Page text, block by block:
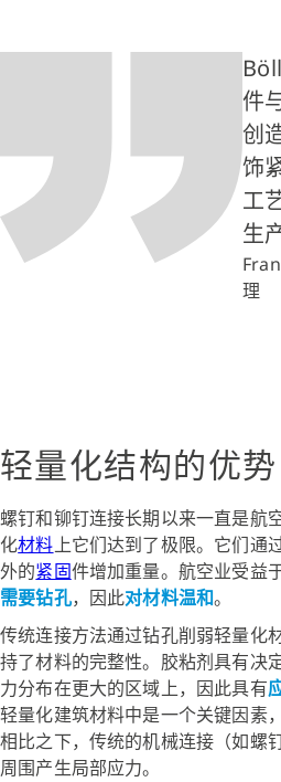
件
创
饰
工
生
理
轻量化结构的优势
螺钉和铆钉连接长期以来一直是航
化材料上它们达到了极限。它们通
外的紧固件增加重量。航空业受益
需要钻孔，因此对材料温和。
传统连接方法通过钻孔削弱轻量化
持了材料的完整性。胶粘剂具有决
力分布在更大的区域上，因此具有
轻量化建筑材料中是一个关键因素
相比之下，传统的机械连接（如螺
周围产生局部应力。